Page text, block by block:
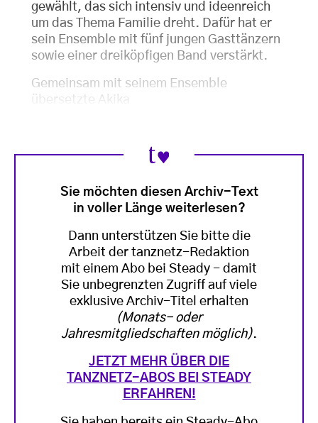
gewählt, das sich intensiv und ideenreich
um das Thema Familie dreht. Dafür hat er
sein Ensemble mit fünf jungen Gasttänzern
sowie einer dreiköpfigen Band verstärkt.
Gemeinsam mit seinem Ensemble
übersetzte Akika
Sie möchten diesen Archiv-Text
in voller Länge weiterlesen?
Dann unterstützen Sie bitte die
Arbeit der tanznetz-Redaktion
mit einem Abo bei Steady - damit
Sie unbegrenzten Zugriff auf viele
exklusive Archiv-Titel erhalten
(Monats- oder
Jahresmitgliedschaften möglich).
JETZT MEHR ÜBER DIE
TANZNETZ-ABOS BEI STEADY
ERFAHREN!